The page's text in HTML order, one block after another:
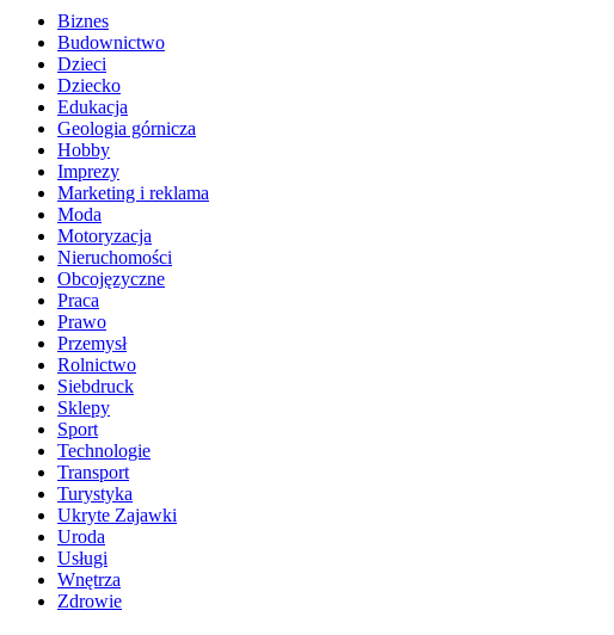
Biznes
Budownictwo
Dzieci
Dziecko
Edukacja
Geologia górnicza
Hobby
Imprezy
Marketing i reklama
Moda
Motoryzacja
Nieruchomości
Obcojęzyczne
Praca
Prawo
Przemysł
Rolnictwo
Siebdruck
Sklepy
Sport
Technologie
Transport
Turystyka
Ukryte Zajawki
Uroda
Usługi
Wnętrza
Zdrowie